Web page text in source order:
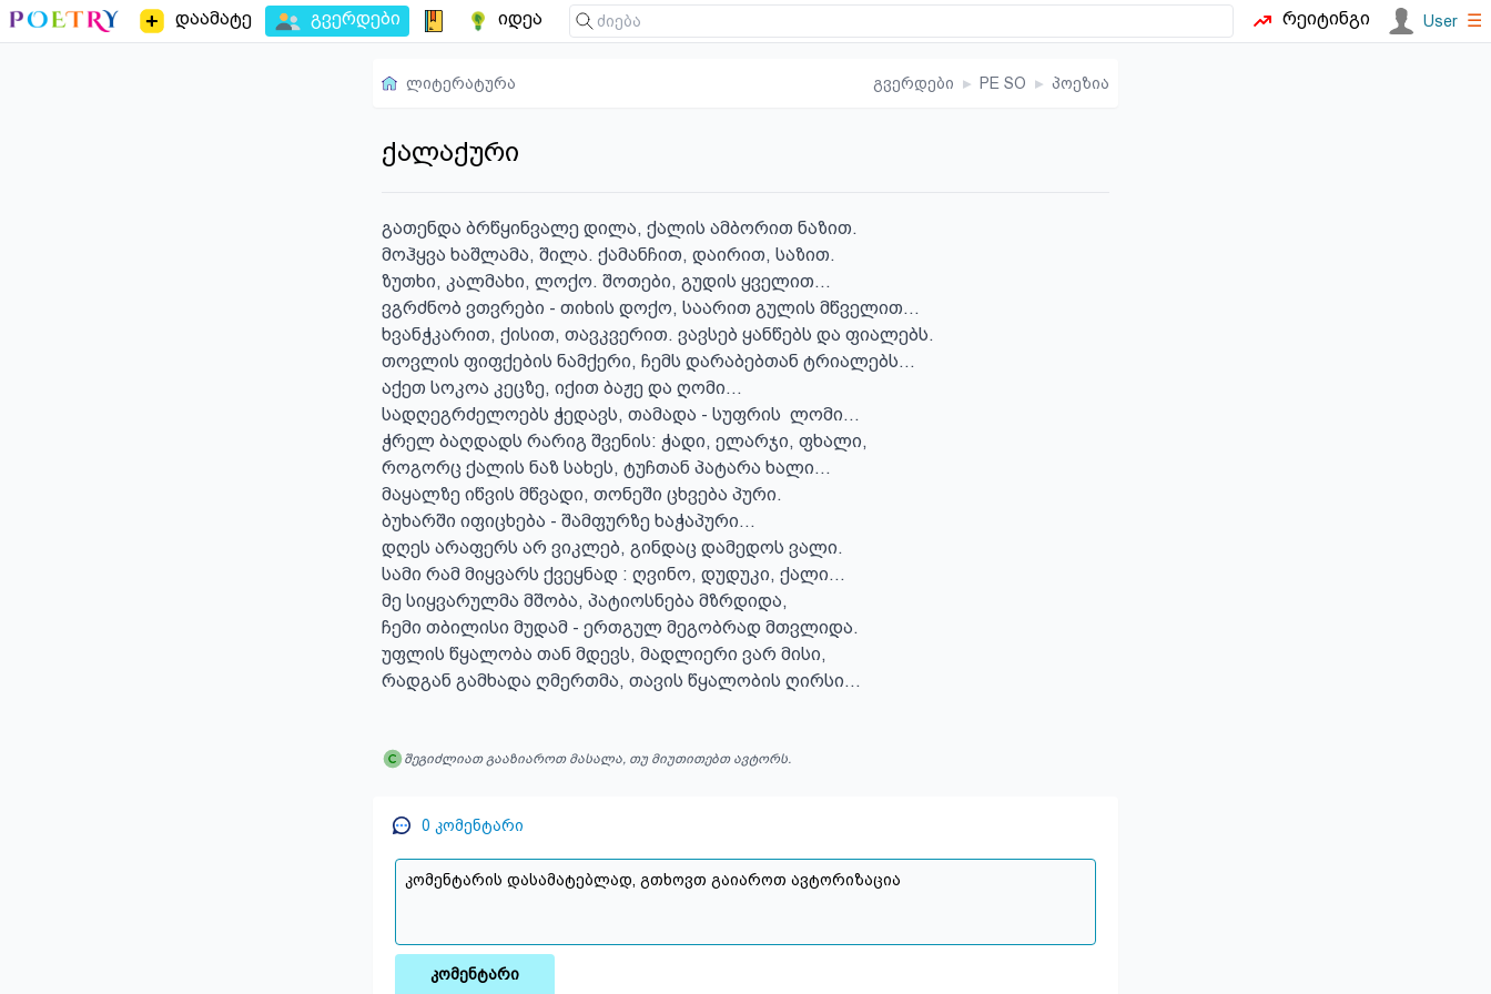
დაამატე გვერდები იდეა რეიტინგი User ☰
ლიტერატურა გვერდები ▸ PE SO ▸ პოეზია
ქალაქური
გათენდა ბრწყინვალე დილა, ქალის ამბორით ნაზით.
მოჰყვა ხაშლამა, შილა. ქამანჩით, დაირით, საზით.
ზუთხი, კალმახი, ლოქო. შოთები, გუდის ყველით...
ვგრძნობ ვთვრები - თიხის დოქო, საარით გულის მწველით...
ხვანჭკარით, ქისით, თავკვერით. ვავსებ ყანწებს და ფიალებს.
თოვლის ფიფქების ნამქერი, ჩემს დარაბებთან ტრიალებს...
აქეთ სოკოა კეცზე, იქით ბაჟე და ღომი...
სადღეგრძელოებს ჭედავს, თამადა - სუფრის  ლომი...
ჭრელ ბაღდადს რარიგ შვენის: ჭადი, ელარჯი, ფხალი,
როგორც ქალის ნაზ სახეს, ტუჩთან პატარა ხალი...
მაყალზე იწვის მწვადი, თონეში ცხვება პური.
ბუხარში იფიცხება - შამფურზე ხაჭაპური...
დღეს არაფერს არ ვიკლებ, გინდაც დამედოს ვალი.
სამი რამ მიყვარს ქვეყნად : ღვინო, დუდუკი, ქალი...
მე სიყვარულმა მშობა, პატიოსნება მზრდიდა,
ჩემი თბილისი მუდამ - ერთგულ მეგობრად მთვლიდა.
უფლის წყალობა თან მდევს, მადლიერი ვარ მისი,
რადგან გამხადა ღმერთმა, თავის წყალობის ღირსი...
შეგიძლიათ გააზიაროთ მასალა, თუ მიუთითებთ ავტორს.
0 კომენტარი
კომენტარი